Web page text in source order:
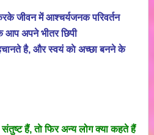
जीवन में आश्चर्यजनक परिवर्तन
आप अपने भीतर छिपी
है, और स्वयं काे अच्छा बनने के
हैं, ताे फिर अन्य लोग क्या कहते हैं